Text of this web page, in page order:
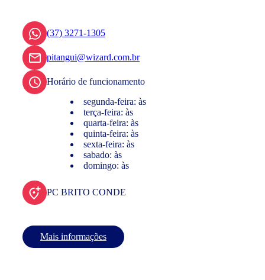
(37) 3271-1305
pitangui@wizard.com.br
Horário de funcionamento
segunda-feira: às
terça-feira: às
quarta-feira: às
quinta-feira: às
sexta-feira: às
sabado: às
domingo: às
PC BRITO CONDE
Mais informações